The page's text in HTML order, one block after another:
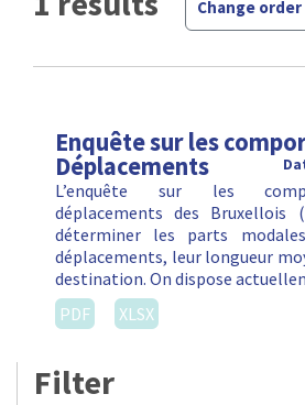
Change order
Enquête sur les
Déplacements
L’enquête sur les
déplacements des Bruxellois
déterminer les parts
déplacements, leur longueur
destination. On dispose
PDF
XLSX
Filter